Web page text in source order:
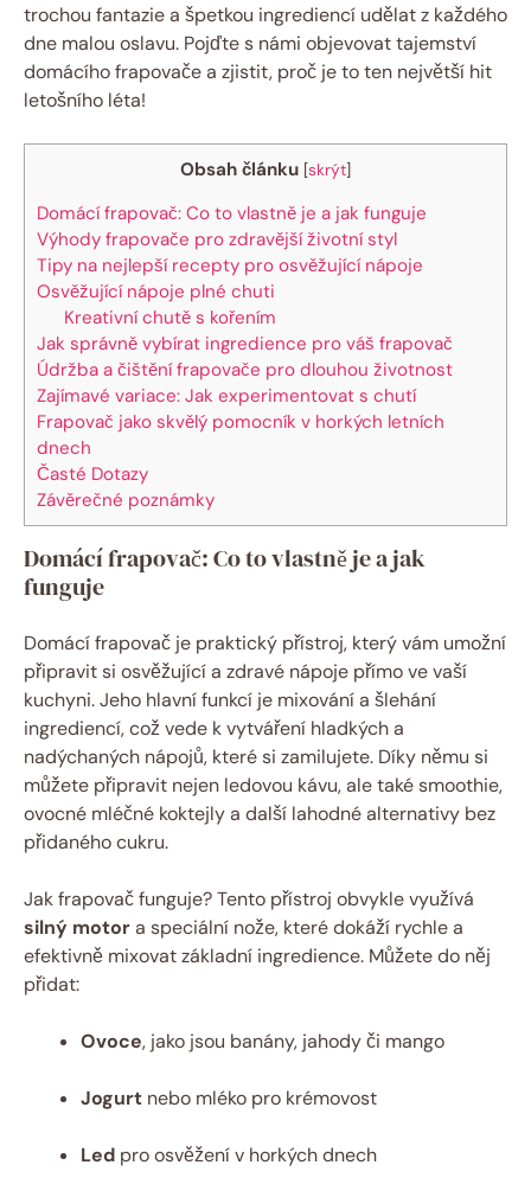
trochou fantazie a špetkou ingrediencí udělat z každého
dne malou oslavu. Pojďte s námi objevovat tajemství
domácího frapovače a zjistit, proč je to ten největší hit
letošního léta!
Obsah článku [skrýt]
Domácí frapovač: Co to vlastně je a jak funguje
Výhody frapovače pro zdravější životní styl
Tipy na nejlepší recepty pro osvěžující nápoje
Osvěžující nápoje plné chuti
Kreativní chutě s kořením
Jak správně vybírat ingredience pro váš frapovač
Údržba a čištění frapovače pro dlouhou životnost
Zajímavé variace: Jak experimentovat s chutí
Frapovač jako skvělý pomocník v horkých letních
dnech
Časté Dotazy
Závěrečné poznámky
Domácí frapovač: Co to vlastně je a jak
funguje
Domácí frapovač je praktický přístroj, který vám umožní
připravit si osvěžující a zdravé nápoje přímo ve vaší
kuchyni. Jeho hlavní funkcí je mixování a šlehání
ingrediencí, což vede k vytváření hladkých a
nadýchaných nápojů, které si zamilujete. Díky němu si
můžete připravit nejen ledovou kávu, ale také smoothie,
ovocné mléčné koktejly a další lahodné alternativy bez
přidaného cukru.
Jak frapovač funguje? Tento přístroj obvykle využívá
silný motora speciální nože, které dokáží rychle a
efektivně mixovat základní ingredience. Můžete do něj
přidat:
Ovoce, jako jsou banány, jahody či mango
Jogurt nebo mléko pro krémovost
Led pro osvěžení v horkých dnech